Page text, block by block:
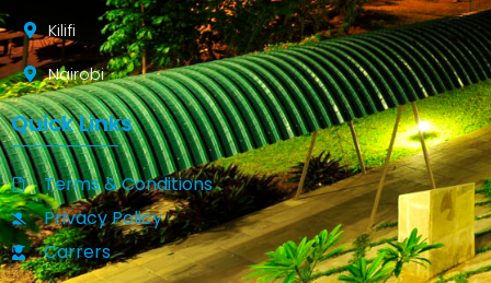
Kilifi
Nairobi
Quick Links
Terms & Conditions
Privacy Policy
Carrers